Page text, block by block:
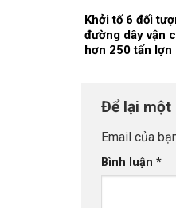
Khởi tố 6 đối
đường dây vận
hơn 250 tấn lợn
Để lại một
Email của
Bình luận *